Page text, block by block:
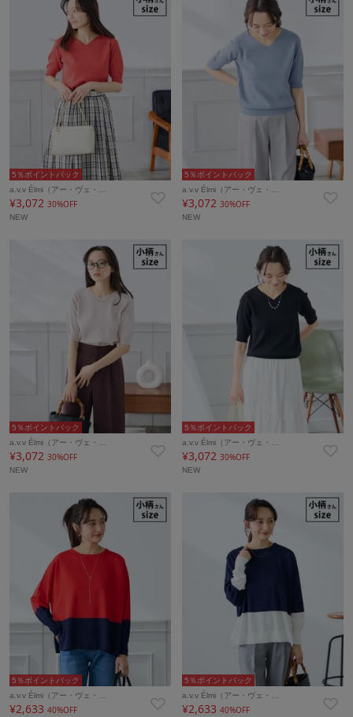
5％ポイントバック
a.v.v Élmi（アー・ヴェ・…
¥3,072 30%OFF
NEW
5％ポイントバック
a.v.v Élmi（アー・ヴェ・…
¥3,07230%OFF
NEW
5％ポイントバック
a.v.v Élmi（アー・ヴェ・…
¥3,072 30%OFF
NEW
5％ポイントバック
a.v.v Élmi（アー・ヴェ・…
¥3,07230%OFF
NEW
5％ポイントバック
a.v.v Élmi（アー・ヴェ・…
¥2,633 40%OFF
5％ポイントバック
a.v.v Élmi（アー・ヴェ・…
¥2,63340%OFF